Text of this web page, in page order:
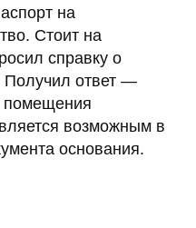
на
Стоит на
справку о
Получил ответ —
помещения
возможным в
основания.